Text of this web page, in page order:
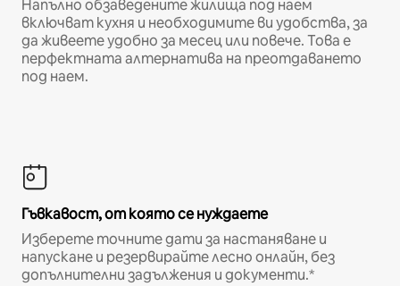
Напълно обзаведените жилища под наем
включват кухня и необходимите ви удобства, за
да живеете удобно за месец или повече. Това е
перфектната алтернатива на преотдаването
под наем.
Гъвкавост, от която се нуждаете
Изберете точните дати за настаняване и
напускане и резервирайте лесно онлайн, без
допълнителни задължения и документи.*